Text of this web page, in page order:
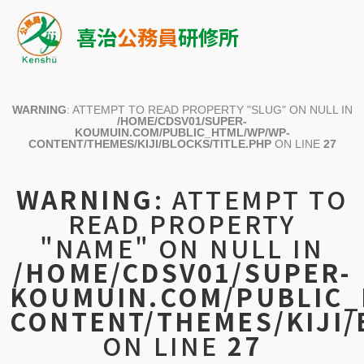
喜治公務員研修所
WARNING: ATTEMPT TO READ PROPERTY "SLUG" ON NULL IN
/HOME/CDSV01/SUPER-
KOUMUIN.COM/PUBLIC_HTML/WP/WP-
CONTENT/THEMES/KIJI/BLOCKS/TITLE.PHPON LINE 27
WARNING: ATTEMPT TO
READ PROPERTY
"NAME" ON NULL IN
/HOME/CDSV01/SUPER-
KOUMUIN.COM/
CONTENT/THEMES/
ON LINE 27